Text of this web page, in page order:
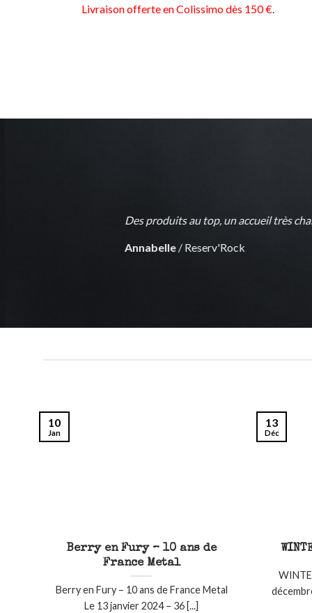
Livraison offerte en Colissimo dès 150 €.
Des produits au top, un accueil très
Annabelle/Reserv'Rock
Berry en Fury – 10 ans de
France Metal
Berry en Fury – 10 ans de France Metal
Le 13 janvier 2024 – 36 [...]
10
Jan
13
Déc